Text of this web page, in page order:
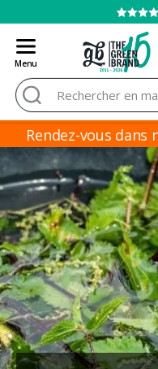
VENTE
Menu
Rechercher :
Rendez-vous